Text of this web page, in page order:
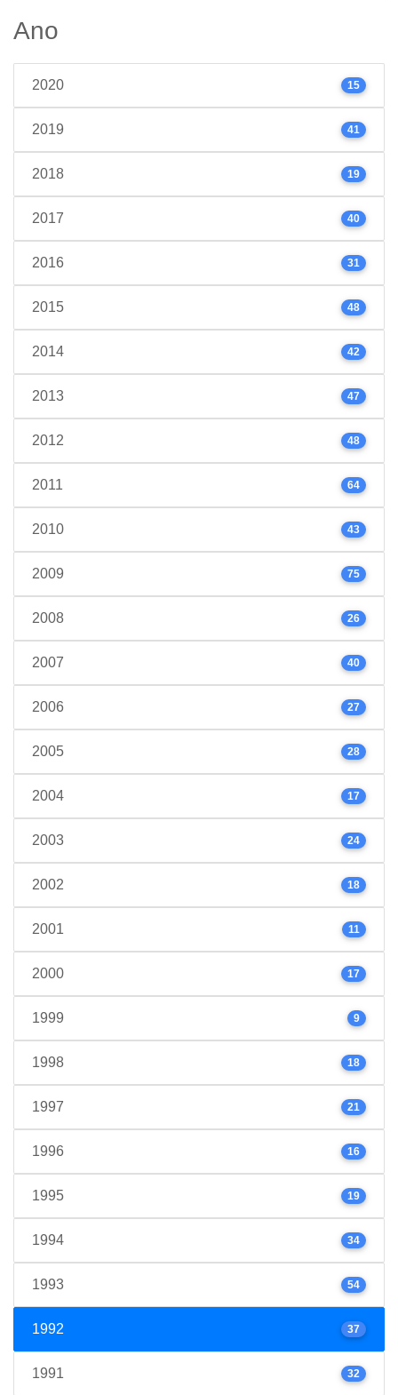
Ano
2020 15
2019 41
2018 19
2017 40
2016 31
2015 48
2014 42
2013 47
2012 48
2011 64
2010 43
2009 75
2008 26
2007 40
2006 27
2005 28
2004 17
2003 24
2002 18
2001 11
2000 17
1999 9
1998 18
1997 21
1996 16
1995 19
1994 34
1993 54
1992 37
1991 32